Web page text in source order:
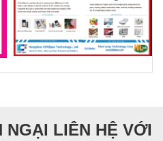
LIÊN HỆ VỚI